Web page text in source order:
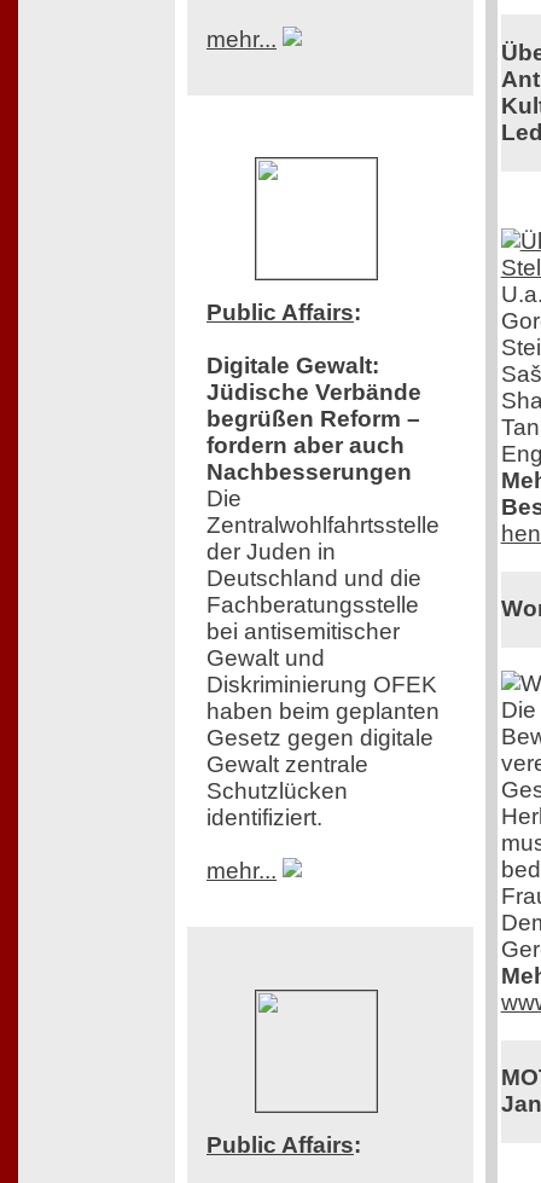
mehr...
Public Affairs:
Digitale Gewalt:
Jüdische Verbände
begrüßen Reform –
fordern aber auch
Nachbesserungen
Die
Zentralwohlfahrtsstelle
der Juden in
Deutschland und die
Fachberatungsstelle
bei antisemitischer
Gewalt und
Diskriminierung OFEK
haben beim geplanten
Gesetz gegen digitale
Gewalt zentrale
Schutzlücken
identifiziert.
mehr...
Public Affairs: